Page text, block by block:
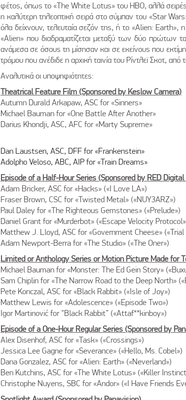
φέτος, όπως το «The White Lotus» του HBO, αλλά
η καλύτερη τηλεοπτική σειρά στο σύμπαν του «Star
όλα δείχνουν, τελευταία σεζόν της, ή το «Alien:
«Alien» που διαδραματίζεται μεταξύ των δύο πρώτων
ανάμεσα σε όσους τη μίσησαν και σε εκείνους που
τρόμου που ανέδιδε η αρχική ταινία του Ρίντλεϊ Σκοτ, από
Αναλυτικά οι υποψηφιότητες:
Theatrical Feature Film (Sponsored by Keslow Camera)
Autumn Durald Arkapaw, ASC for «Sinners»
Michael Bauman for «One Battle After Another»
Darius Khondji, ASC, AFC for «Marty Supreme»
Dan Laustsen, ASC, DFF for «Frankenstein»
Adolpho Veloso, ABC, AIP for «Train Dreams»
Episode of a Half-Hour Series (Sponsored by RED Digital
Adam Bricker, ASC for «Hacks» («I Love LA»)
Fraser Brown, CSC for «Twisted Metal» («NUY3ARZ»)
Paul Daley for «The Righteous Gemstones» («Prelude»)
Daniel Grant for «Murderbot» («Escape Velocity
Matthew J. Lloyd, ASC for «Government Cheese» («Trial
Adam Newport-Berra for «The Studio» («The Oner»)
Limited or Anthology Series or Motion Picture Made for
Michael Bauman for «Monster: The Ed Gein Story»
Sam Chiplin for «The Narrow Road to the Deep North»
Pete Konczal, ASC for «Black Rabbit» («Isle of Joy»)
Matthew Lewis for «Adolescence» («Episode Two»)
Igor Martinović for “Black Rabbit” («Attaf**kinboy»)
Episode of a One-Hour Regular Series (Sponsored by
Alex Disenhof, ASC for «Task» («Crossings»)
Jessica Lee Gagne for «Severance» («Hello, Ms. Cobel»)
Dana Gonzalez, ASC for «Alien: Earth» («Neverland»)
Ben Kutchins, ASC for «The White Lotus» («Killer
Christophe Nuyens, SBC for «Andor» («I Have Friends